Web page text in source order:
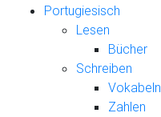
Portugiesisch
Lesen
Bücher
Schreiben
Vokabeln
Zahlen